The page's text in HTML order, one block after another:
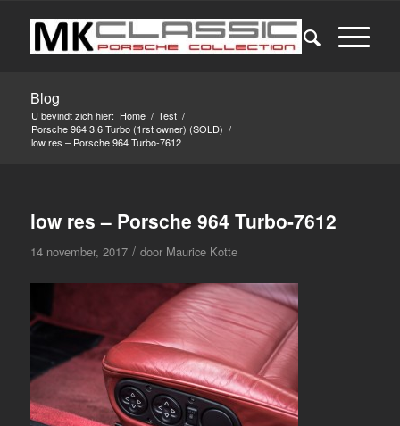
Blog
U bevindt zich hier: Home / Test /
Porsche 964 3.6 Turbo (1rst owner) (SOLD) /
low res – Porsche 964 Turbo-7612
low res – Porsche 964 Turbo-7612
14 november, 2017 / door Maurice Kotte